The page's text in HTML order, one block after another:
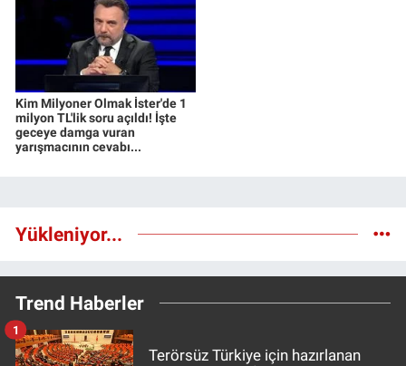
Kim Milyoner Olmak İster'de 1
milyon TL'lik soru açıldı! İşte
geceye damga vuran
yarışmacının cevabı...
Yükleniyor...
Trend Haberler
Terörsüz Türkiye için hazırlanan
1